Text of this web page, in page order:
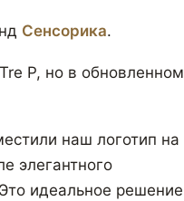
Сенсорика.
P, но в обновленном
наш логотип на
элегантного
идеальное решение